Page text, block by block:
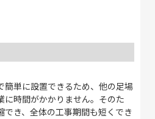
簡単に設置できるため、他の足場
に時間がかかりません。そのた
でき、全体の工事期間も短くでき